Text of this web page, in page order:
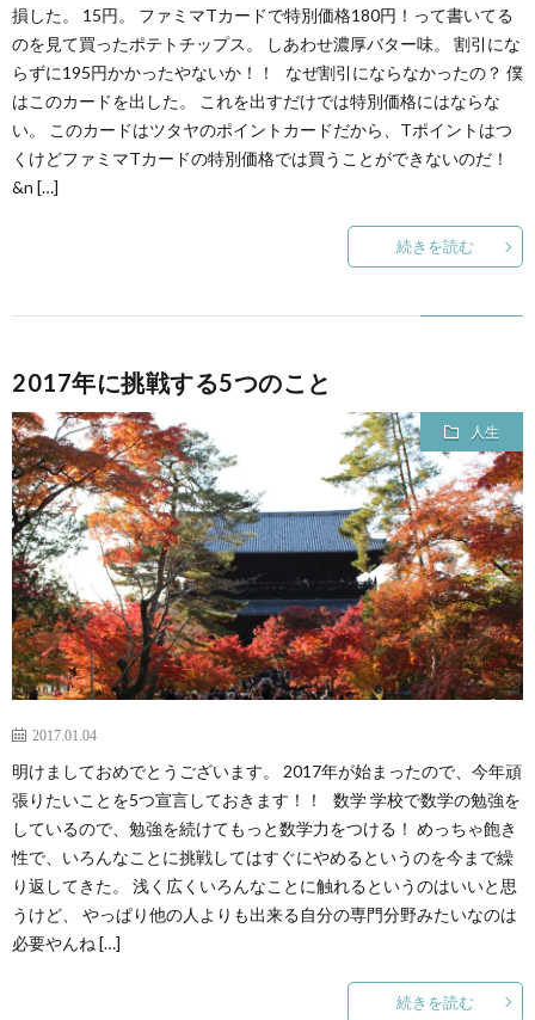
損した。 15円。 ファミマTカードで特別価格180円！って書いてる
のを見て買ったポテトチップス。 しあわせ濃厚バター味。 割引にな
らずに195円かかったやないか！！ なぜ割引にならなかったの？ 僕
はこのカードを出した。 これを出すだけでは特別価格にはならな
い。 このカードはツタヤのポイントカードだから、Tポイントはつ
くけどファミマTカードの特別価格では買うことができないのだ！
&n […]
続きを読む
2017年に挑戦する5つのこと
人生
2017.01.04
明けましておめでとうございます。 2017年が始まったので、今年頑
張りたいことを5つ宣言しておきます！！ 数学 学校で数学の勉強を
しているので、勉強を続けてもっと数学力をつける！ めっちゃ飽き
性で、いろんなことに挑戦してはすぐにやめるというのを今まで繰
り返してきた。 浅く広くいろんなことに触れるというのはいいと思
うけど、 やっぱり他の人よりも出来る自分の専門分野みたいなのは
必要やんね […]
続きを読む